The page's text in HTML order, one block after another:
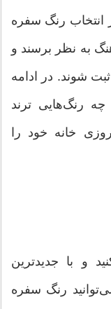
انتخاب رنگ سفره
به نظر برسند و
شوند. در ادامه
رنگ‌هایی ترند
خانه خود را
و با جدیدترین
رنگ سفره